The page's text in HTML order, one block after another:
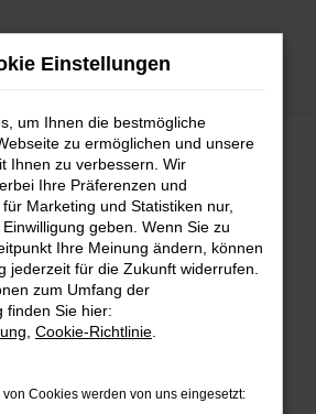
Error
ein Fehler aufgetreten.
Tipps, die dir helfen
deine Firewall und
Einstellungen
um Ihnen die bestmögliche
zu ermöglichen und unsere
Ihnen zu verbessern. Wir
Ihre Präferenzen und
Marketing und Statistiken nur,
geben. Wenn Sie zu
Ihre Meinung ändern, können
jederzeit für die Zukunft widerrufen.
zum Umfang der
finden Sie hier:
Cookie-Richtlinie
Cookies werden von uns eingesetzt: